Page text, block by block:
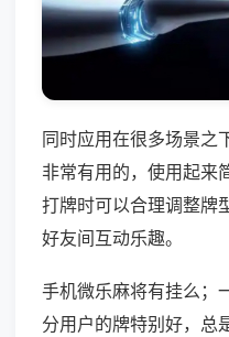
同时应用在很多场景之
非常有用的，使用起来
打牌时可以合理调整牌
好友间互动乐趣。
手机微乐麻将有挂么；
分用户的牌特别好，总